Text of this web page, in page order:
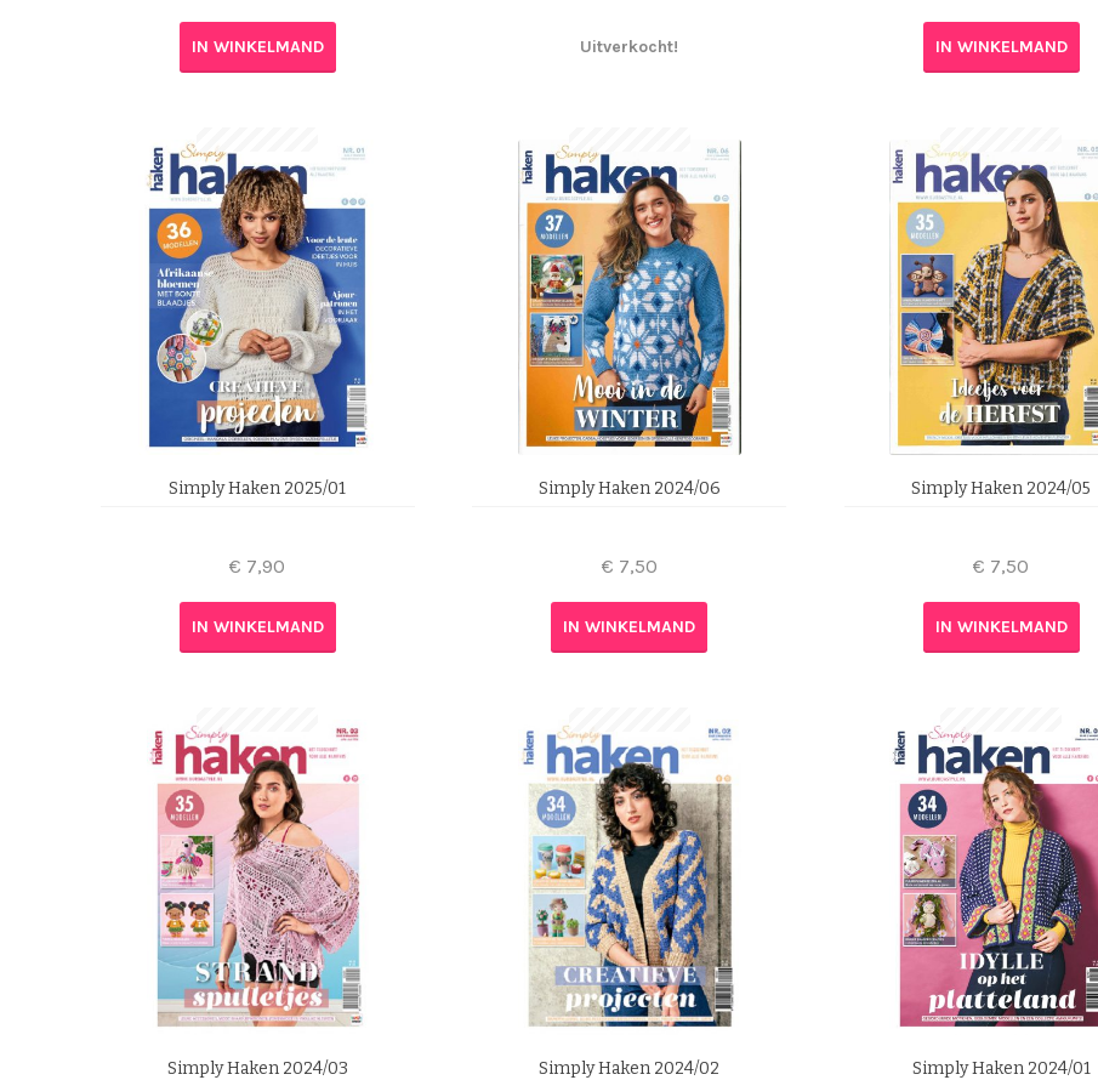
IN WINKELMAND Uitverkocht! IN WINKELMAND
Simply Haken 2025/01
€ 7,90
IN WINKELMAND
Simply Haken 2024/06
€ 7,50
IN WINKELMAND
Simply Haken 2024/05
€ 7,50
IN WINKELMAND
Simply Haken 2024/03 Simply Haken 2024/02 Simply Haken 2024/01